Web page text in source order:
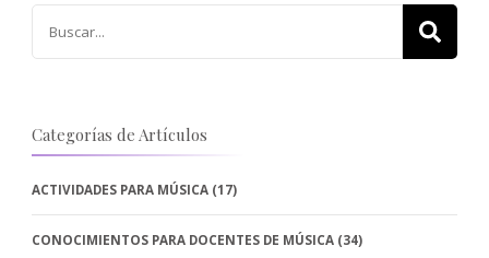
Categorías de Artículos
ACTIVIDADES PARA MÚSICA (17)
CONOCIMIENTOS PARA DOCENTES DE MÚSICA (34)